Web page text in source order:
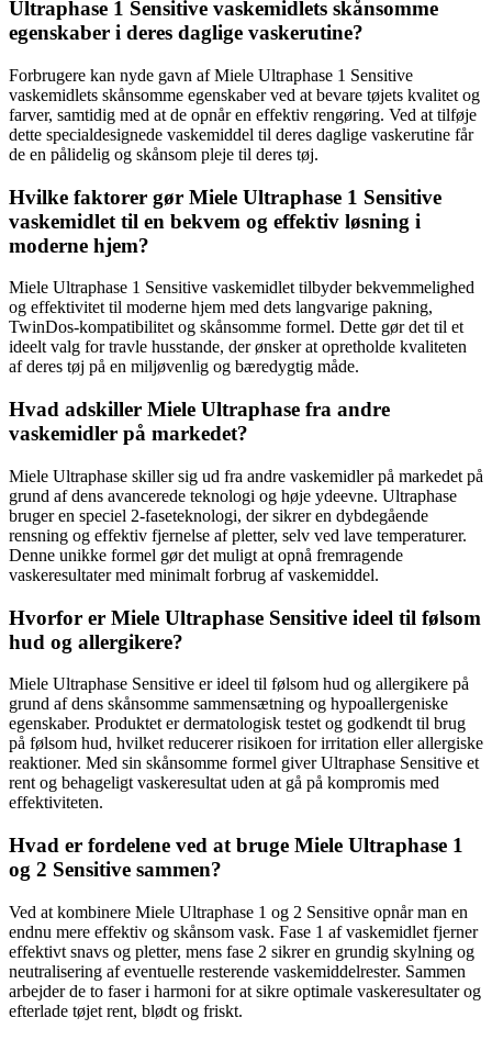
Ultraphase 1 Sensitive vaskemidlets skånsomme
egenskaber i deres daglige vaskerutine?
Forbrugere kan nyde gavn af Miele Ultraphase 1 Sensitive
vaskemidlets skånsomme egenskaber ved at bevare tøjets kvalitet og
farver, samtidig med at de opnår en effektiv rengøring. Ved at tilføje
dette specialdesignede vaskemiddel til deres daglige vaskerutine får
de en pålidelig og skånsom pleje til deres tøj.
Hvilke faktorer gør Miele Ultraphase 1 Sensitive
vaskemidlet til en bekvem og effektiv løsning i
moderne hjem?
Miele Ultraphase 1 Sensitive vaskemidlet tilbyder bekvemmelighed
og effektivitet til moderne hjem med dets langvarige pakning,
TwinDos-kompatibilitet og skånsomme formel. Dette gør det til et
ideelt valg for travle husstande, der ønsker at opretholde kvaliteten
af deres tøj på en miljøvenlig og bæredygtig måde.
Hvad adskiller Miele Ultraphase fra andre
vaskemidler på markedet?
Miele Ultraphase skiller sig ud fra andre vaskemidler på markedet på
grund af dens avancerede teknologi og høje ydeevne. Ultraphase
bruger en speciel 2-faseteknologi, der sikrer en dybdegående
rensning og effektiv fjernelse af pletter, selv ved lave temperaturer.
Denne unikke formel gør det muligt at opnå fremragende
vaskeresultater med minimalt forbrug af vaskemiddel.
Hvorfor er Miele Ultraphase Sensitive ideel til følsom
hud og allergikere?
Miele Ultraphase Sensitive er ideel til følsom hud og allergikere på
grund af dens skånsomme sammensætning og hypoallergeniske
egenskaber. Produktet er dermatologisk testet og godkendt til brug
på følsom hud, hvilket reducerer risikoen for irritation eller allergiske
reaktioner. Med sin skånsomme formel giver Ultraphase Sensitive et
rent og behageligt vaskeresultat uden at gå på kompromis med
effektiviteten.
Hvad er fordelene ved at bruge Miele Ultraphase 1
og 2 Sensitive sammen?
Ved at kombinere Miele Ultraphase 1 og 2 Sensitive opnår man en
endnu mere effektiv og skånsom vask. Fase 1 af vaskemidlet fjerner
effektivt snavs og pletter, mens fase 2 sikrer en grundig skylning og
neutralisering af eventuelle resterende vaskemiddelrester. Sammen
arbejder de to faser i harmoni for at sikre optimale vaskeresultater og
efterlade tøjet rent, blødt og friskt.